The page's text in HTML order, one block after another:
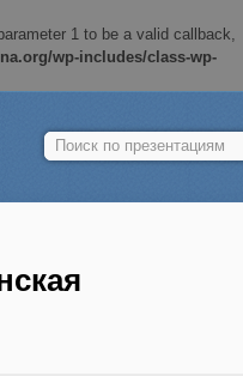
1 to be a valid callback,
wp-includes/class-wp-
Найти: